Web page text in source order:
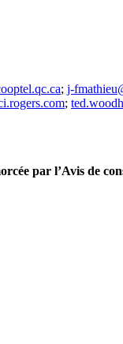
; j-
;
par l’Avis de